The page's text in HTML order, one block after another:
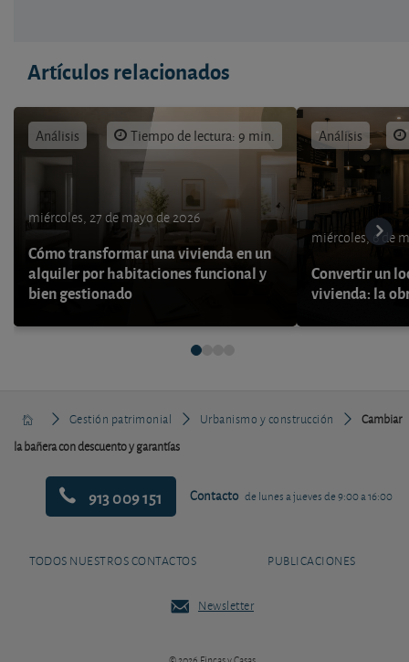
Artículos relacionados
Análisis Tiempo de lectura: 9 min.
miércoles, 27 de mayo de 2026
Cómo transformar una vivienda en un
alquiler por habitaciones funcional y
bien gestionado
Análisis
miércoles, 6 de
Convertir un
vivienda: la
Gestión patrimonial Urbanismo y construcción
Cambiar
la bañera con descuento y garantías
913 009 151 Contacto de lunes a jueves de 9:00 a 16:00
TODOS NUESTROS CONTACTOS PUBLICACIONES
Newsletter